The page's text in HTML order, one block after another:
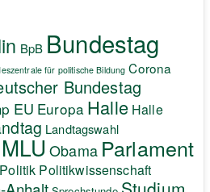
BpB Bundestag
für politische Bildung Corona
Bundestag
EU Europa Halle Halle
Landtagswahl
MLU Obama Parlament
Politik Politikwissenschaft